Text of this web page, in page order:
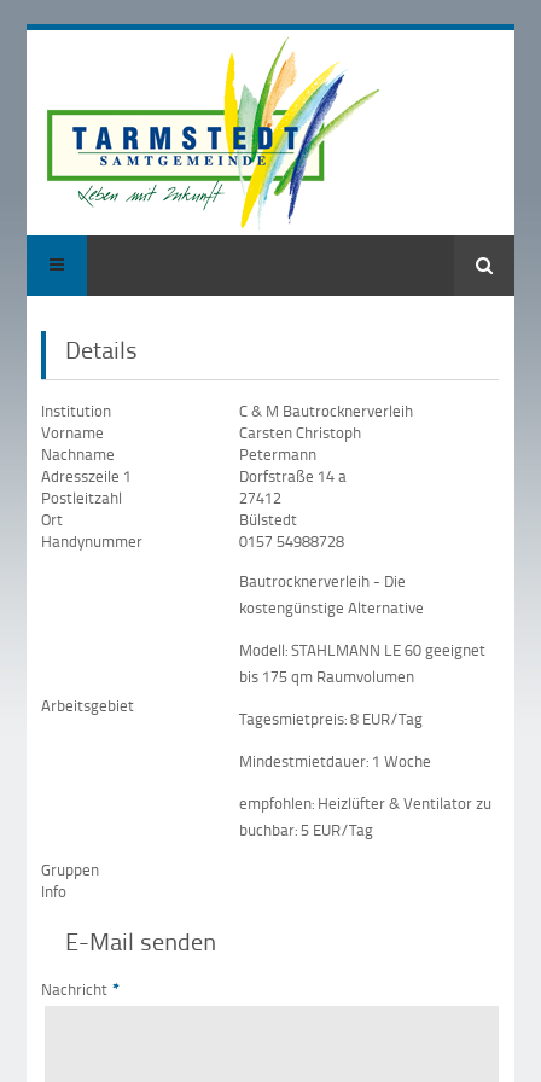
Suche
Details
Institution
C & M Bautrocknerverleih
Vorname
Carsten Christoph
Nachname
Petermann
Adresszeile 1
Dorfstraße 14 a
Postleitzahl
27412
Ort
Bülstedt
Handynummer
0157 54988728
Arbeitsgebiet
Bautrocknerverleih - Die
kostengünstige Alternative
Modell: STAHLMANN LE 60 geeignet
bis 175 qm Raumvolumen
Tagesmietpreis: 8 EUR/Tag
Mindestmietdauer: 1 Woche
empfohlen: Heizlüfter & Ventilator zu
buchbar: 5 EUR/Tag
Gruppen
Info
E-Mail senden
Nachricht *